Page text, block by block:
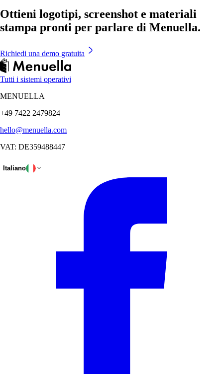
Ottieni logotipi, screenshot e materiali
stampa pronti per parlare di Menuella.
Richiedi una demo gratuita
Tutti i sistemi operativi
MENUELLA
+49 7422 2479824
hello@menuella.com
VAT: DE359488447
Italiano